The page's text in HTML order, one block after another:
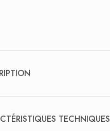
TECHNIQUES